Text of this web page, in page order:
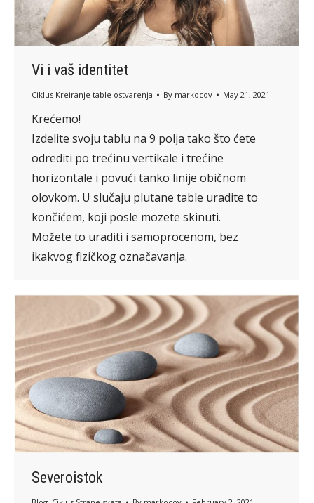
Vi i vaš identitet
Ciklus Kreiranje table ostvarenja By markocov May 21, 2021
Krećemo!
Izdelite svoju tablu na 9 polja tako što ćete
odrediti po trećinu vertikale i trećine
horizontale i povući tanko linije običnom
olovkom. U slučaju plutane table uradite to
končićem, koji posle mozete skinuti.
Možete to uraditi i samoprocenom, bez
ikakvog fizičkog označavanja.
Severoistok